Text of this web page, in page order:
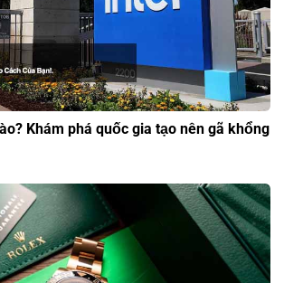
Khám phá quốc gia tạo nên gã khổng